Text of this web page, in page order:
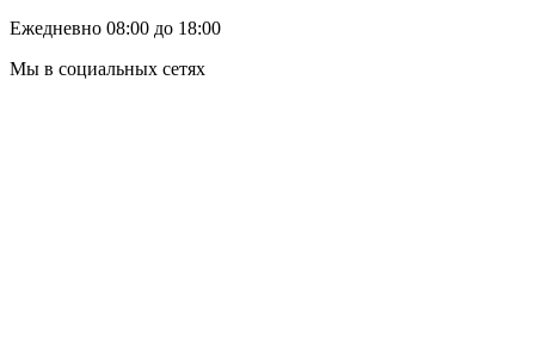
Ежедневно 08:00 до 18:00
Мы в социальных сетях